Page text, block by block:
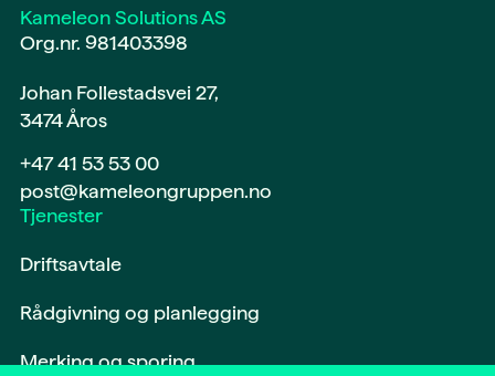
Kameleon Solutions AS
Org.nr. 981403398
Johan Follestadsvei 27,
3474 Åros
+47 41 53 53 00
post@kameleongruppen.no
Tjenester
Driftsavtale
Rådgivning og planlegging
Merking og sporing